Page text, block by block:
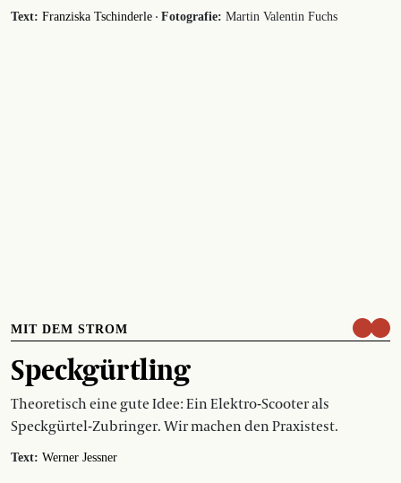
Text: Franziska Tschinderle · Fotografie: Martin Valentin Fuchs
MIT DEM STROM
Speckgürtling
Theoretisch eine gute Idee: Ein Elektro-Scooter als
Speckgürtel-Zubringer. Wir machen den Praxistest.
Text: Werner Jessner